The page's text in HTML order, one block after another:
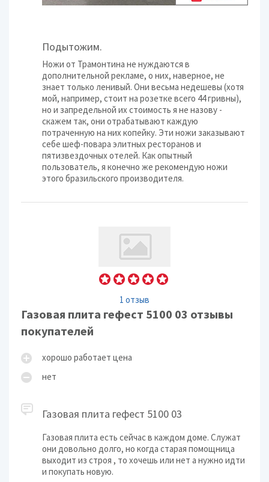
Подытожим.
Ножи от Трамонтина не нуждаются в
дополнительной рекламе, о них, наверное, не
знает только ленивый. Они весьма недешевы (хотя
мой, например, стоит на розетке всего 44 гривны),
но и запредельной их стоимость я не назову -
скажем так, они отрабатывают каждую
потраченную на них копейку. Эти ножи заказывают
себе шеф-повара элитных ресторанов и
пятизвездочных отелей. Как опытный
пользователь, я конечно же рекомендую ножи
этого бразильского производителя.
1 отзыв
Газовая плита гефест 5100 03 отзывы
покупателей
хорошо работает цена
нет
Газовая плита гефест 5100 03
Газовая плита есть сейчас в каждом доме. Служат
они довольно долго, но когда старая помощница
выходит из строя , то хочешь или нет а нужно идти
и покупать новую.